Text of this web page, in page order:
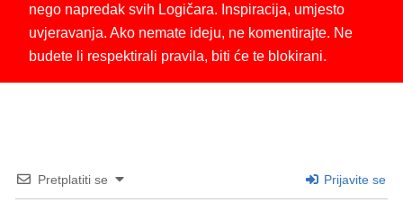
nego napredak svih Logičara. Inspiracija, umjesto
uvjeravanja. Ako nemate ideju, ne komentirajte. Ne
budete li respektirali pravila, biti će te blokirani.
Pretplatiti se Prijavite se